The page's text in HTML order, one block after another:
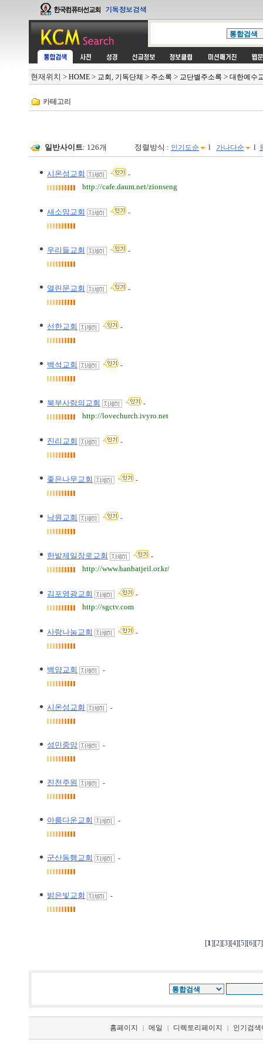
현재위치 > HOME > 교회, 기독단체 > 주소록 > 교단별주소록 > 대한예수
카테고리
일반사이트: 126개 정렬방식 : 인기도순 l 가나다순 l
시온성교회 -
http://cafe.daum.net/zionseng
새소망교회 -
우리들교회 -
열린문교회 -
선한교회 -
백석교회 -
북부사랑의교회 -
http://lovechurch.ivyro.net
진리교회 -
좋은나무교회 -
낙원교회 -
한밭제일장로교회 -
http://www.hanbatjeil.or.kr/
김포영광교회 -
http://sgctv.com
사랑나눔교회 -
백양교회 -
시온성교회 -
성민중앙 -
진천주원 -
아름다운교회 -
군산동행교회 -
밝은빛교회 -
[1][2][3][4][5][6][7
홈페이지 | 메일 | 디렉토리페이지 | 인기검색